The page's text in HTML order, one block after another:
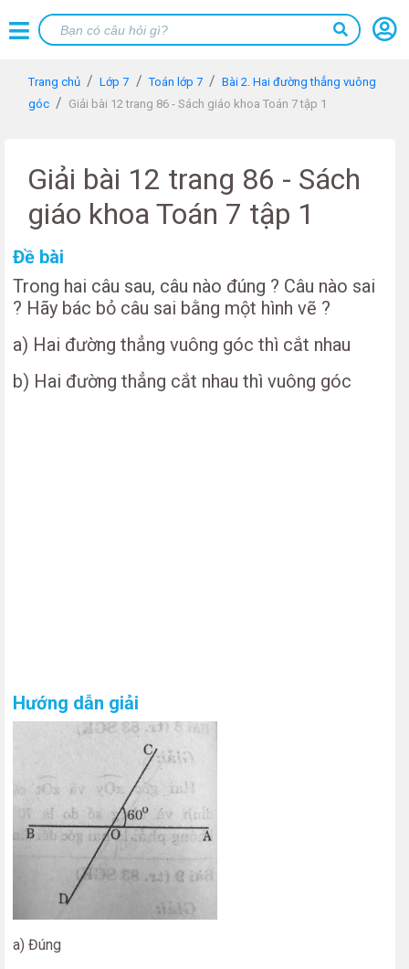
Trang chủ Lớp 7 Toán lớp 7
Bài 2. Hai đường thẳng vuông
góc
Giải bài 12 trang 86 - Sách giáo khoa Toán 7 tập 1
Giải bài 12 trang 86 - Sách
giáo khoa Toán 7 tập 1
Đề bài
Trong hai câu sau, câu nào đúng ? Câu nào sai
? Hãy bác bỏ câu sai bằng một hình vẽ ?
a) Hai đường thẳng vuông góc thì cắt nhau
b) Hai đường thẳng cắt nhau thì vuông góc
Hướng dẫn giải
a) Đúng